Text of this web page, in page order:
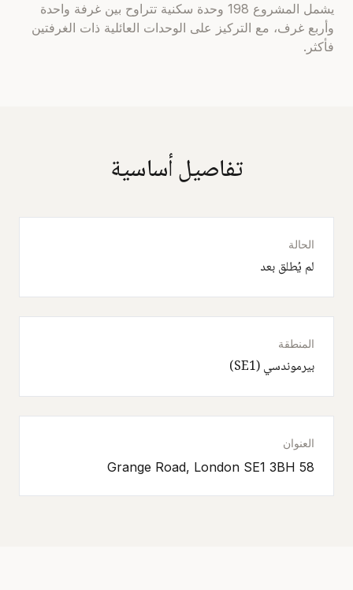
يشمل المشروع 198 وحدة سكنية تتراوح بين غرفة واحدة
وأربع غرف، مع التركيز على الوحدات العائلية ذات الغرفتين
فأكثر.
تفاصيل أساسية
الحالة
لم يُطلق بعد
المنطقة
بيرموندسي (SE1)
العنوان
58 Grange Road, London SE1 3BH